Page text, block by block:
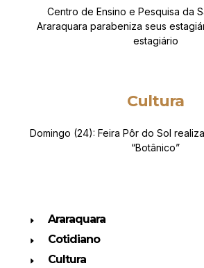
Centro de Ensino e Pesquisa da
Araraquara parabeniza seus
estagiário
Cultura
Domingo (24): Feira Pôr do Sol
“Botânico”
Araraquara
Cotidiano
Cultura